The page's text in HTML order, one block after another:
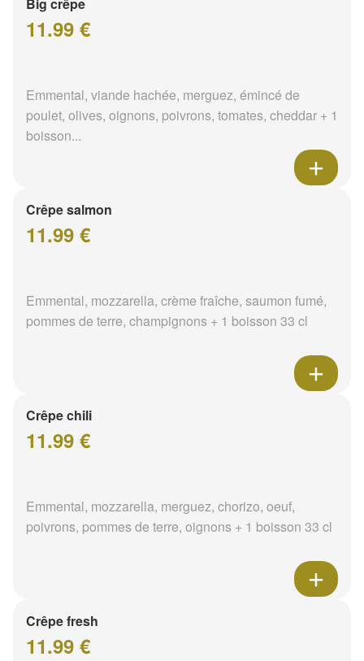
Big crêpe
11.99 €
Emmental, viande hachée, merguez, émincé de
poulet, olives, oignons, poivrons, tomates, cheddar + 1
boisson...
Crêpe salmon
11.99 €
Emmental, mozzarella, crème fraîche, saumon fumé,
pommes de terre, champignons + 1 boisson 33 cl
Crêpe chili
11.99 €
Emmental, mozzarella, merguez, chorizo, oeuf,
poivrons, pommes de terre, oignons + 1 boisson 33 cl
Crêpe fresh
11.99 €